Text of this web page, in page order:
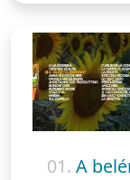
01. A